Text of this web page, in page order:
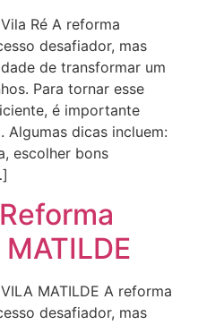
Vila Ré A reforma
desafiador, mas
de transformar um
Para tornar esse
é importante
Algumas dicas incluem:
escolher bons
MATILDE A reforma
desafiador, mas